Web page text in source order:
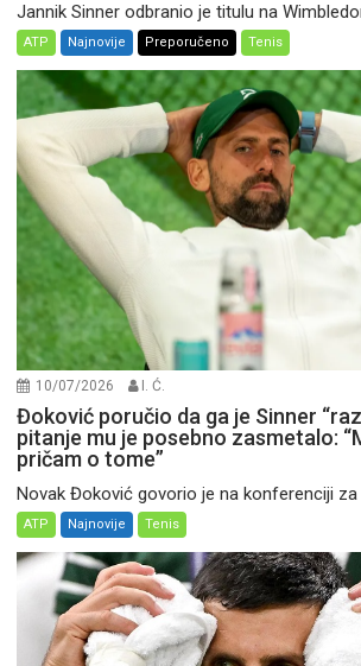
Jannik Sinner odbranio je titulu na
ATP Najnovije Preporučeno Tenis
10/07/2026 I. Ć.
Đoković poručio da ga je Sinner
pitanje mu je posebno zasmetalo:
pričam o tome”
Novak Đoković govorio je na konferenciji za
ATP Najnovije Tenis